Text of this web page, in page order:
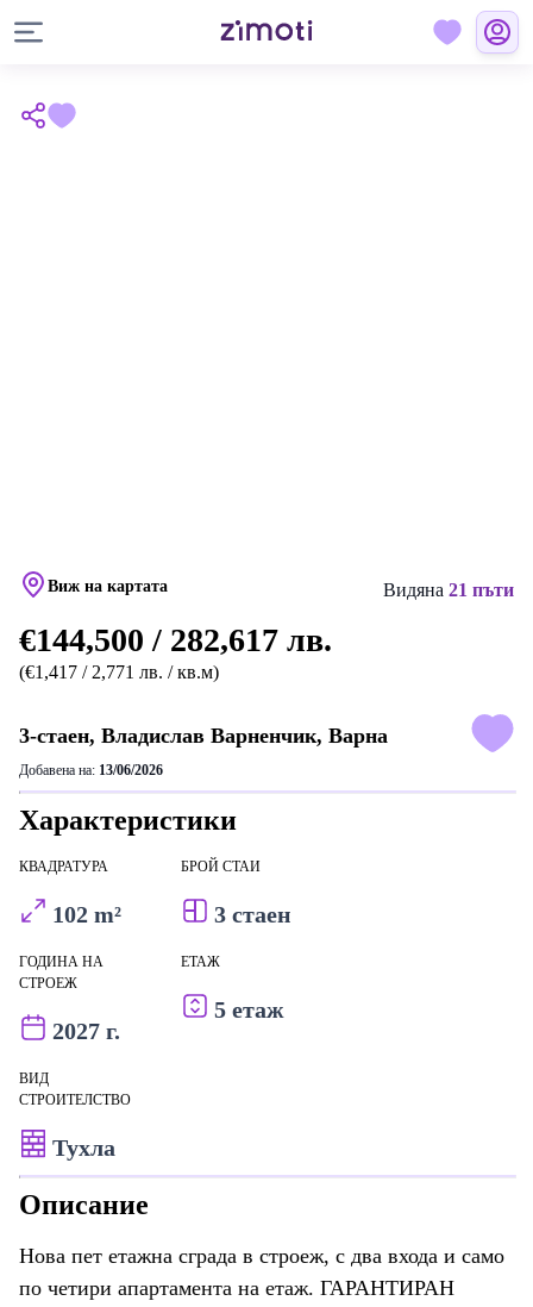
Виж на картата Видяна 21 пъти
€144,500 / 282,617 лв.
(€1,417 / 2,771 лв. / кв.м)
3-стаен, Владислав Варненчик, Варна
Добавена на: 13/06/2026
Характеристики
КВАДРАТУРА
102 m²
БРОЙ СТАИ
3 стаен
ГОДИНА НА
СТРОЕЖ
2027 г.
ЕТАЖ
5 етаж
ВИД
СТРОИТЕЛСТВО
Тухла
Описание
Нова пет етажна сграда в строеж, с два входа и само
по четири апартамента на етаж. ГАРАНТИРАН